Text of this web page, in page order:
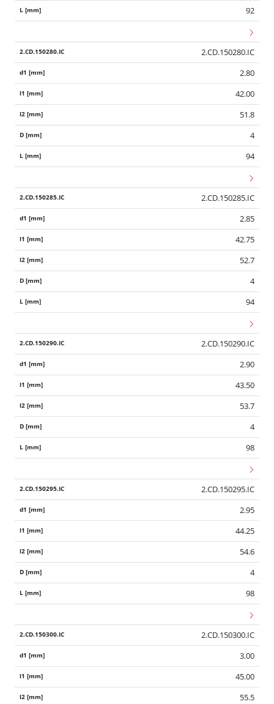
92
2.CD.150280.IC
2.80
42.00
51.8
4
94
2.CD.150285.IC
2.85
42.75
52.7
4
94
2.CD.150290.IC
2.90
43.50
53.7
4
98
2.CD.150295.IC
2.95
44.25
54.6
4
98
2.CD.150300.IC
3.00
45.00
55.5